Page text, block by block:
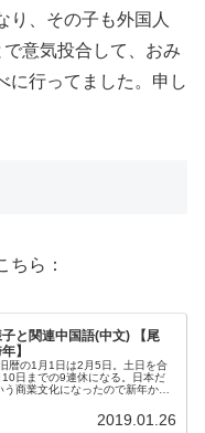
り、その子も外国人
意気投合して、おみ
に行ってました。申し
ちら：
と関連中国語(中文) 【尾
】
暦の1月1日は2月5日。土日を合
日までの9連休になる。日本だ
商業文化になったので新年から
は空いていないことが多いので、
がら見ているだけで幸せ」と言え
2019.01.26